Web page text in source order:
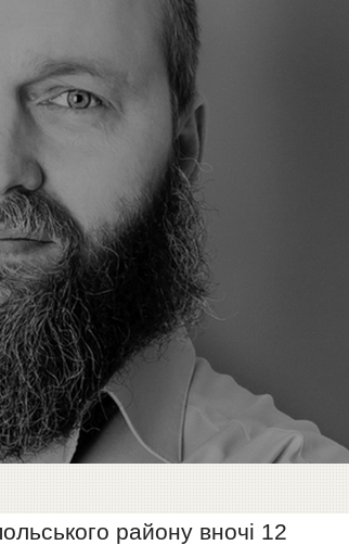
району вночі 12